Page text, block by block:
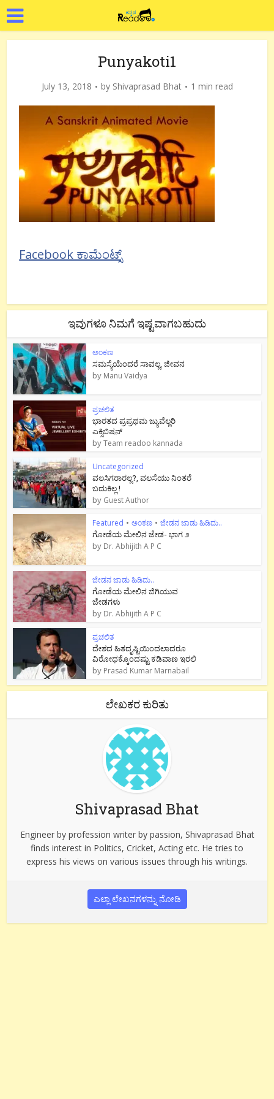
Punyakoti1
July 13, 2018 by Shivaprasad Bhat 1 min read
Facebook ಕಾಮೆಂಟ್ಸ್
ಇವುಗಳೂ ನಿಮಗೆ ಇಷ್ಟವಾಗಬಹುದು
ಅಂಕಣ
ಸಮಸ್ಯೆಯೆಂದರೆ ಸಾವಲ್ಲ, ಜೀವನ
by Manu Vaidya
ಪ್ರಚಲಿತ
ಭಾರತದ ಪ್ರಪ್ರಥಮ ಜ್ಯುವೆಲ್ಲರಿ
ಎಕ್ಸಿಬಿಷನ್
byTeam readoo kannada
Uncategorized
ವಲಸಿಗರಾರಲ್ಲ?, ವಲಸೆಯು ನಿಂತರೆ
ಬದುಕಿಲ್ಲ !
by Guest Author
Featured • ಅಂಕಣ • ಜೇಡನ ಜಾಡು ಹಿಡಿದು..
ಗೋಡೆಯ ಮೇಲಿನ ಜೇಡ- ಭಾಗ ೨
by Dr. Abhijith A P C
ಜೇಡನ ಜಾಡು ಹಿಡಿದು..
ಗೋಡೆಯ ಮೇಲಿನ ಜಿಗಿಯುವ
ಜೇಡಗಳು
by Dr. Abhijith A P C
ಪ್ರಚಲಿತ
ದೇಶದ ಹಿತದೃಷ್ಟಿಯಿಂದಲಾದರೂ
ವಿರೋಧಕ್ಕೊಂದಷ್ಟು ಕಡಿವಾಣ ಇರಲಿ
by Prasad Kumar Marnabail
ಲೇಖಕರ ಕುರಿತು
Shivaprasad Bhat
Engineer by profession writer by passion, Shivaprasad Bhat
finds interest in Politics, Cricket, Acting etc. He tries to
express his views on various issues through his writings.
ಎಲ್ಲಾ ಲೇಖನಗಳನ್ನು ನೋಡಿ